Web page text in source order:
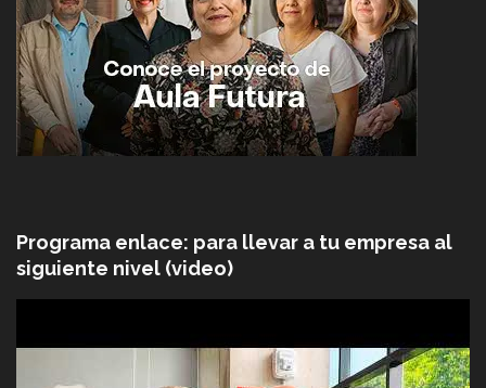
Programa enlace: para llevar a tu empresa al
siguiente nivel (video)